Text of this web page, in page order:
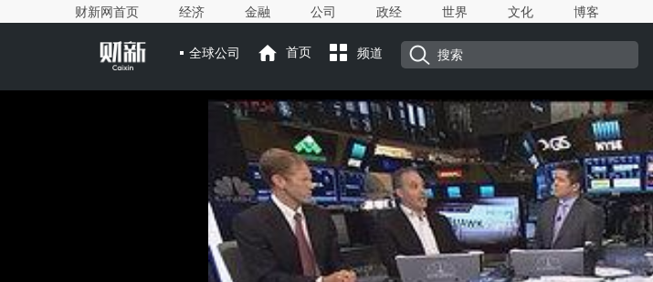
财新网首页 经济 金融 公司 政经 世界 文化 博客
全球公司 首页 频道